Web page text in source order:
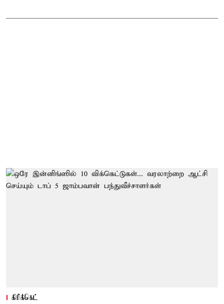
கிரிக்கெட்